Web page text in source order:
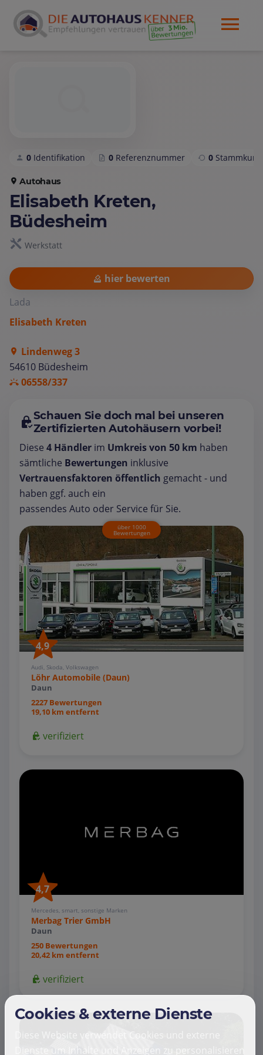
0 Identifikation 0 Referenznummer 0
Autohaus
Elisabeth Kreten,
Büdesheim
Werkstatt
hier bewerten
Lada
Elisabeth Kreten
Lindenweg 3
54610 Büdesheim
06558/337
Schauen Sie doch mal bei unseren
Zertifizierten Autohäusern vorbei!
Diese 4 Händler im Umkreis von 50 km haben
sämtliche Bewertungen inklusive
Vertrauensfaktoren öffentlich gemacht - und
haben ggf. auch ein
passendes Auto oder Service für Sie.
über 1000
Bewertungen
4,9
Audi, Skoda, Volkswagen
Löhr Automobile (Daun)
Daun
2227 Bewertungen
19,10 km entfernt
verifiziert
4,7
Mercedes, smart, sonstige Marken
Merbag Trier GmbH
Daun
250 Bewertungen
20,42 km entfernt
verifiziert
Cookies & externe Dienste
Diese Website verwendet Cookies und externe
Dienste um Inhalte und Anzeigen zu personalisieren